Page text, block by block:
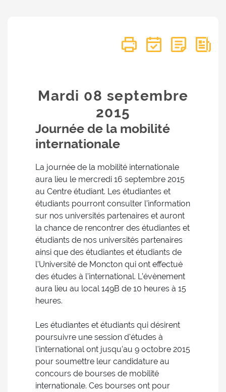
Mardi 08 septembre
2015
Journée de la mobilité
internationale
La journée de la mobilité internationale
aura lieu le mercredi 16 septembre 2015
au Centre étudiant. Les étudiantes et
étudiants pourront consulter l’information
sur nos universités partenaires et auront
la chance de rencontrer des étudiantes et
étudiants de nos universités partenaires
ainsi que des étudiantes et étudiants de
l’Université de Moncton qui ont effectué
des études à l’international. L’évènement
aura lieu au local 149B de 10 heures à 15
heures.
Les étudiantes et étudiants qui désirent
poursuivre une session d'études à
l'international ont jusqu’au 9 octobre 2015
pour soumettre leur candidature au
concours de bourses de mobilité
internationale. Ces bourses ont pour